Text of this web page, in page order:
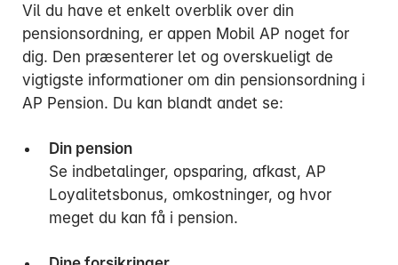
Vil du have et enkelt overblik over din
pensionsordning, er appen Mobil AP noget for
dig. Den præsenterer let og overskueligt de
vigtigste informationer om din pensionsordning i
AP Pension. Du kan blandt andet se:
Din pension
Se indbetalinger, opsparing, afkast, AP
Loyalitetsbonus, omkostninger, og hvor
meget du kan få i pension.
Tirsdag:
Onsdag:
Torsdag:
Fredag: